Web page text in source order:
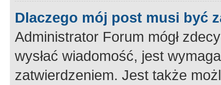
Dlaczego mój post musi być
Administrator Forum mógł
wysłać wiadomość, jest
zatwierdzeniem. Jest także